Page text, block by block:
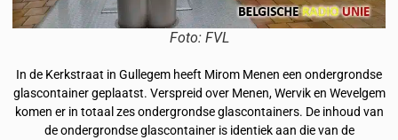
Foto: FVL
In de Kerkstraat in Gullegem heeft Mirom Menen een ondergrondse
glascontainer geplaatst. Verspreid over Menen, Wervik en Wevelgem
komen er in totaal zes ondergrondse glascontainers. De inhoud van
de ondergrondse glascontainer is identiek aan die van de